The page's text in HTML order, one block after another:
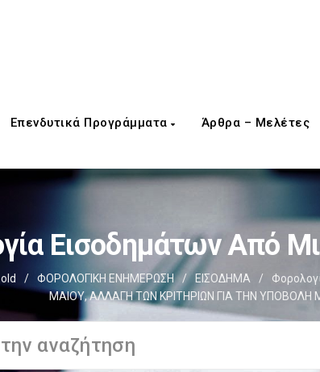
Επενδυτικά Προγράμματα Άρθρα – Μελέτες
Εισοδημάτων Από
/ ΦΟΡΟΛΟΓΙΚΗ ΕΝΗΜΕΡΩΣΗ / ΕΙΣΟΔΗΜΑ /
ΜΑΙΟΥ, ΑΛΛΑΓΗ ΤΩΝ ΚΡΙΤΗΡΙΩΝ ΓΙΑ ΤΗΝ ΥΠΟΒΟΛΗ